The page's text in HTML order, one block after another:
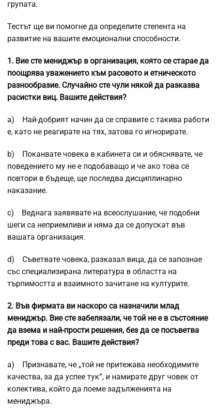
групата.
Тестът ще ви помогне да определите степента на
развитие на вашите емоционални способности.
1. Вие сте мениджър в организация, която се старае да
поощрява уважението към расовото и етническото
разнообразие. Случайно сте чули някой да разказва
расистки виц. Вашите действия?
a) Най-добрият начин да се справите с такива работи
е, като не реагирате на тях, затова го игнорирате.
b) Поканвате човека в кабинета си и обяснявате, че
поведението му не е подобаващо и че ако това се
повтори в бъдеще, ще последва дисциплинарно
наказание.
c) Веднага заявявате на всеослушание, че подобни
шеги са неприемливи и няма да се допускат във
вашата организация.
d) Съветвате човека, разказал вица, да се запознае
със специализирана литература в областта на
търпимостта и взаимното зачитане на културите.
2. Във фирмата ви наскоро са назначили млад
мениджър. Вие сте забелязали, че той не е в състояние
да взема и най-прости решения, без да се посъветва
преди това с вас. Вашите действия?
a) Признавате, че „той не притежава необходимите
качества, за да успее тук”, и намирате друг човек от
колектива, който да поеме задълженията на
мениджъра.